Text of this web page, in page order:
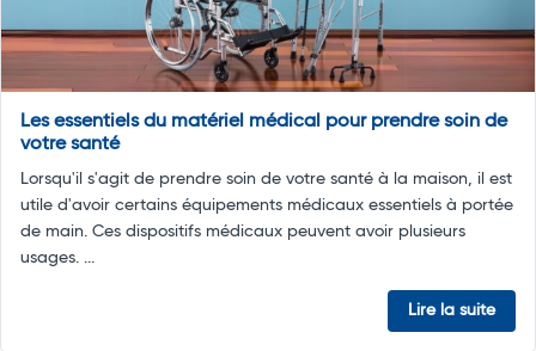
Les essentiels du matériel médical pour prendre soin de
votre santé
Lorsqu'il s'agit de prendre soin de votre santé à la maison, il est
utile d'avoir certains équipements médicaux essentiels à portée
de main. Ces dispositifs médicaux peuvent avoir plusieurs
usages. ...
Lire la suite